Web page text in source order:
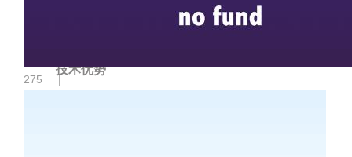
技术优势
275 |